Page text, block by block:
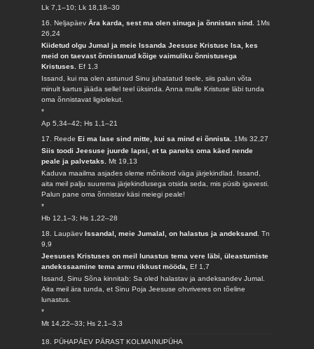
Lk 7,1–10; Lk 18,18–30
16. NeljapäevÄra karda, sest ma olen sinuga ja õnnistan sind. 1Ms
26,24
Kiidetud olgu Jumal ja meie Issanda Jeesuse Kristuse Isa, kes
meid on taevast õnnistanud kõige vaimuliku õnnistusega
Kristuses.Ef 1,3
Issand, kui ma olen astunud Sinu juhatatud teele, siis palun võta
minult kartus jääda sellel teel üksinda. Anna mulle Kristuse läbi tunda
oma õnnistavat ligiolekut.
*
Ap 5,34–42; Hs 1,1–21
17. ReedeEi ma lase sind mitte, kui sa mind ei õnnista. 1Ms 32,27
Siis toodi Jeesuse juurde lapsi, et ta paneks oma käed nende
peale ja palvetaks.Mt 19,13
Kaduva maailma asjades oleme mõnikord väga järjekindlad. Issand,
aita meil palju suurema järjekindlusega otsida seda, mis püsib igavesti.
Palun pane oma õnnistav käsi meiegi peale!
*
Hb 12,1–3; Hs 1,22–28
18. LaupäevIssandal, meie Jumalal, on halastus ja andeksand.Tn
9,9
Jeesuses Kristuses on meil lunastus tema vere läbi, üleastumiste
andekssaamine tema armu rikkust mööda,Ef 1,7
Issand, Sinu Sõna kinnitab: Sa oled halastav ja andeksandev Jumal.
Aita meil ära tunda, et Sinu Poja Jeesuse ohvriveres on tõeline
lunastus.
*
Mt 14,22–33; Hs 2,1–3,3
18. PÜHAPÄEV PÄRAST KOLMAINUPÜHA